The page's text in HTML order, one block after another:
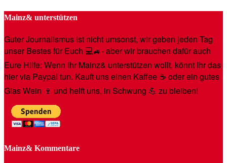
Mainz& unterstützen
Guter Journalismus ist nicht umsonst, wir geben jeden Tag
unser Bestes für Euch 💻🚙- aber wir brauchen dafür auch
Eure Hilfe: Wenn Ihr Mainz& unterstützen wollt, könnt Ihr das
hier via Paypal tun. Kauft uns einen Kaffee ☕️ oder ein gutes
Glas Wein 🍷 und helft uns, in Schwung 💪 zu bleiben!
Mainz& Kommentare